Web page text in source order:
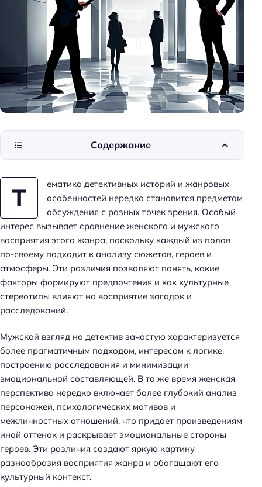
Т
ематика детективных историй и жанровых
особенностей нередко становится предметом
обсуждения с разных точек зрения. Особый
интерес вызывает сравнение женского и мужского
восприятия этого жанра, поскольку каждый из полов
по-своему подходит к анализу сюжетов, героев и
атмосферы. Эти различия позволяют понять, какие
факторы формируют предпочтения и как культурные
стереотипы влияют на восприятие загадок и
расследований.
Мужской взгляд на детектив зачастую характеризуется
более прагматичным подходом, интересом к логике,
построению расследования и минимизации
эмоциональной составляющей. В то же время женская
перспектива нередко включает более глубокий анализ
персонажей, психологических мотивов и
межличностных отношений, что придает произведениям
иной оттенок и раскрывает эмоциональные стороны
героев. Эти различия создают яркую картину
разнообразия восприятия жанра и обогащают его
культурный контекст.
Содержание